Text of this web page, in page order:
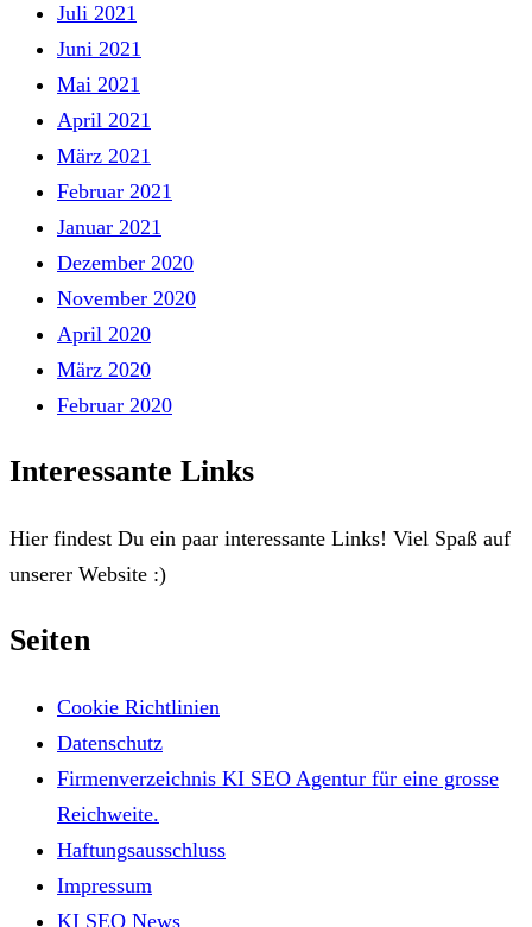
Juli 2021
Juni 2021
Mai 2021
April 2021
März 2021
Februar 2021
Januar 2021
Dezember 2020
November 2020
April 2020
März 2020
Februar 2020
Interessante Links
Hier findest Du ein paar interessante Links! Viel Spaß auf
unserer Website :)
Seiten
Cookie Richtlinien
Datenschutz
Firmenverzeichnis KI SEO Agentur für eine grosse
Reichweite.
Haftungsausschluss
Impressum
KI SEO News